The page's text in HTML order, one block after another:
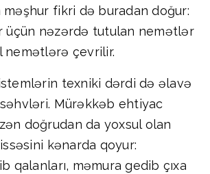
məşhur fikri də buradan doğur:
üçün nəzərdə tutulan nemətlər
nemətlərə çevrilir.
texniki dərdi də əlavə
Mürəkkəb ehtiyac
doğrudan da yoxsul olan
kənarda qoyur:
qalanları, məmura gedib çıxa